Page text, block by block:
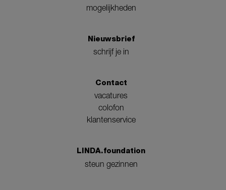
mogelijkheden
Nieuwsbrief
schrijf je in
Contact
vacatures
colofon
klantenservice
LINDA.foundation
steun gezinnen